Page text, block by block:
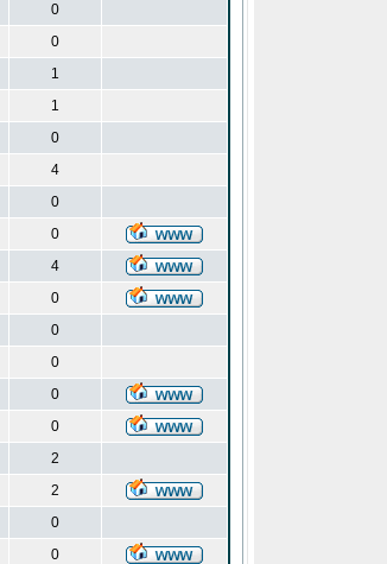
0
0
1
1
0
4
0
0
4
0
0
0
0
0
2
2
0
0